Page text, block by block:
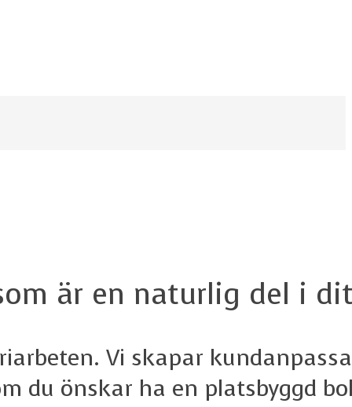
är en naturlig del i
Vi skapar
du önskar ha en platsbyggd